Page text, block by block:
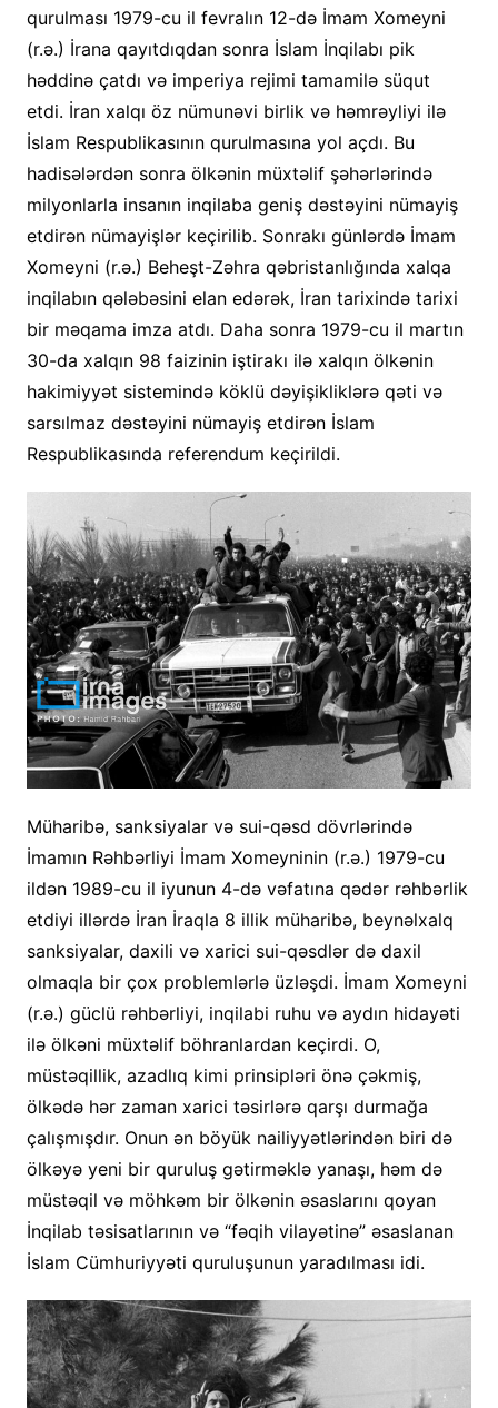
qurulması 1979-cu il fevralın 12-də İmam Xomeyni
(r.ə.) İrana qayıtdıqdan sonra İslam İnqilabı pik
həddinə çatdı və imperiya rejimi tamamilə süqut
etdi. İran xalqı öz nümunəvi birlik və həmrəyliyi ilə
İslam Respublikasının qurulmasına yol açdı. Bu
hadisələrdən sonra ölkənin müxtəlif şəhərlərində
milyonlarla insanın inqilaba geniş dəstəyini nümayiş
etdirən nümayişlər keçirilib. Sonrakı günlərdə İmam
Xomeyni (r.ə.) Beheşt-Zəhra qəbristanlığında xalqa
inqilabın qələbəsini elan edərək, İran tarixində tarixi
bir məqama imza atdı. Daha sonra 1979-cu il martın
30-da xalqın 98 faizinin iştirakı ilə xalqın ölkənin
hakimiyyət sistemində köklü dəyişikliklərə qəti və
sarsılmaz dəstəyini nümayiş etdirən İslam
Respublikasında referendum keçirildi.
Müharibə, sanksiyalar və sui-qəsd dövrlərində
İmamın Rəhbərliyi İmam Xomeyninin (r.ə.) 1979-cu
ildən 1989-cu il iyunun 4-də vəfatına qədər rəhbərlik
etdiyi illərdə İran İraqla 8 illik müharibə, beynəlxalq
sanksiyalar, daxili və xarici sui-qəsdlər də daxil
olmaqla bir çox problemlərlə üzləşdi. İmam Xomeyni
(r.ə.) güclü rəhbərliyi, inqilabi ruhu və aydın hidayəti
ilə ölkəni müxtəlif böhranlardan keçirdi. O,
müstəqillik, azadlıq kimi prinsipləri önə çəkmiş,
ölkədə hər zaman xarici təsirlərə qarşı durmağa
çalışmışdır. Onun ən böyük nailiyyətlərindən biri də
ölkəyə yeni bir quruluş gətirməklə yanaşı, həm də
müstəqil və möhkəm bir ölkənin əsaslarını qoyan
İnqilab təsisatlarının və “fəqih vilayətinə” əsaslanan
İslam Cümhuriyyəti quruluşunun yaradılması idi.